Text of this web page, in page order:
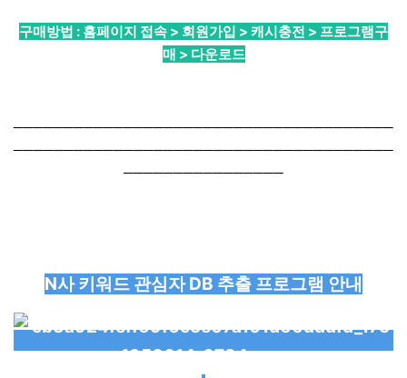
구매방법 : 홈페이지 접속 > 회원가입 > 캐시충전 > 프로그램구
매 > 다운로드
──────────────────────────────────────
──────────────────────────────────────
────────────────
N사 키워드 관심자 DB 추출 프로그램 안내